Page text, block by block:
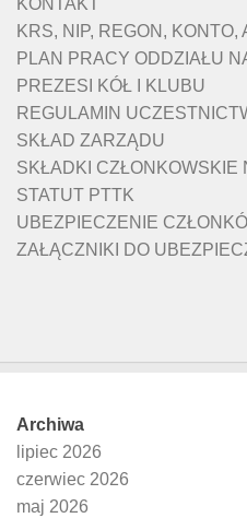
KONTAKT
KRS, NIP, REGON, KONTO,
PLAN PRACY ODDZIAŁU
PREZESI KÓŁ I KLUBU
REGULAMIN
SKŁAD ZARZĄDU
SKŁADKI CZŁONKOWSKIE
STATUT PTTK
UBEZPIECZENIE
ZAŁĄCZNIKI DO
Archiwa
lipiec 2026
czerwiec 2026
maj 2026